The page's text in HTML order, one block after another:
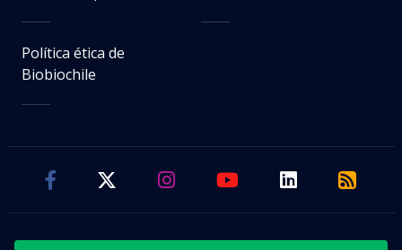
Política ética de
Biobiochile